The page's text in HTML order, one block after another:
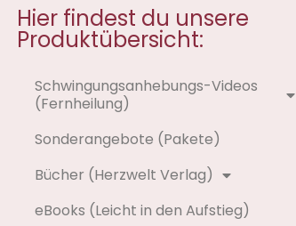
Hier findest du unsere
Produktübersicht:
Schwingungsanhebungs-Videos
(Fernheilung)
Sonderangebote (Pakete)
Bücher (Herzwelt Verlag)
eBooks (Leicht in den Aufstieg)